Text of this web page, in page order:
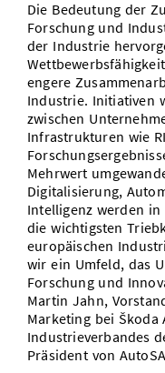
Die Bedeutung der
Forschung und
der Industrie
engere
Industrie. Initiativen
zwischen
Infrastrukturen wie
Mehrwert
Digitalisierung,
Intelligenz werden
die wichtigsten
europäischen
wir ein Umfeld, das
Forschung und
Martin Jahn,
Marketing bei Škoda
Industrieverbandes
Präsident von